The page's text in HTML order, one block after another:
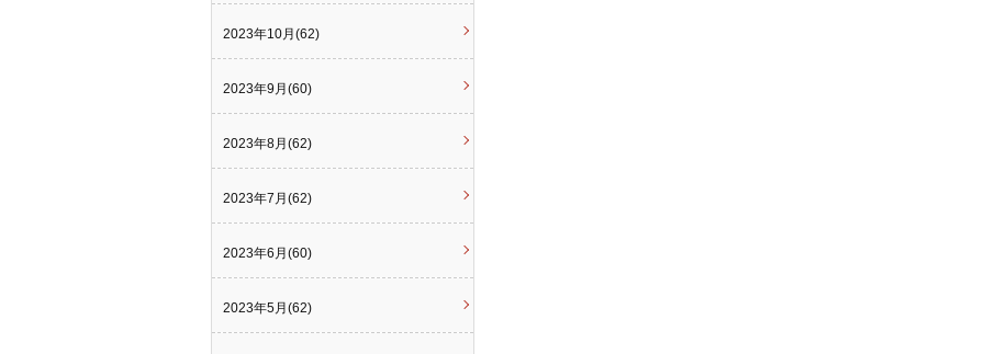
2023年10月(62)
2023年9月(60)
2023年8月(62)
2023年7月(62)
2023年6月(60)
2023年5月(62)